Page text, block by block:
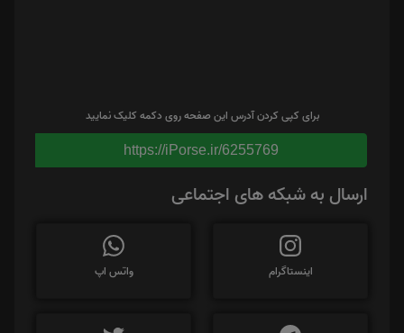
برای کپی کردن آدرس این صفحه روی دکمه کلیک نمایید
https://iPorse.ir/6255769
ارسال به شبکه های اجتماعی
اینستاگرام واتس اپ